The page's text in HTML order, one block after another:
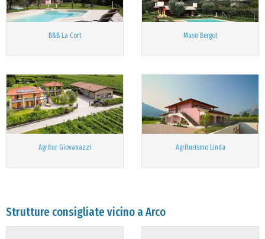
B&B La Cort Maso Bergot
Agritur Giovanazzi Agriturismo Linda
Strutture consigliate vicino a Arco